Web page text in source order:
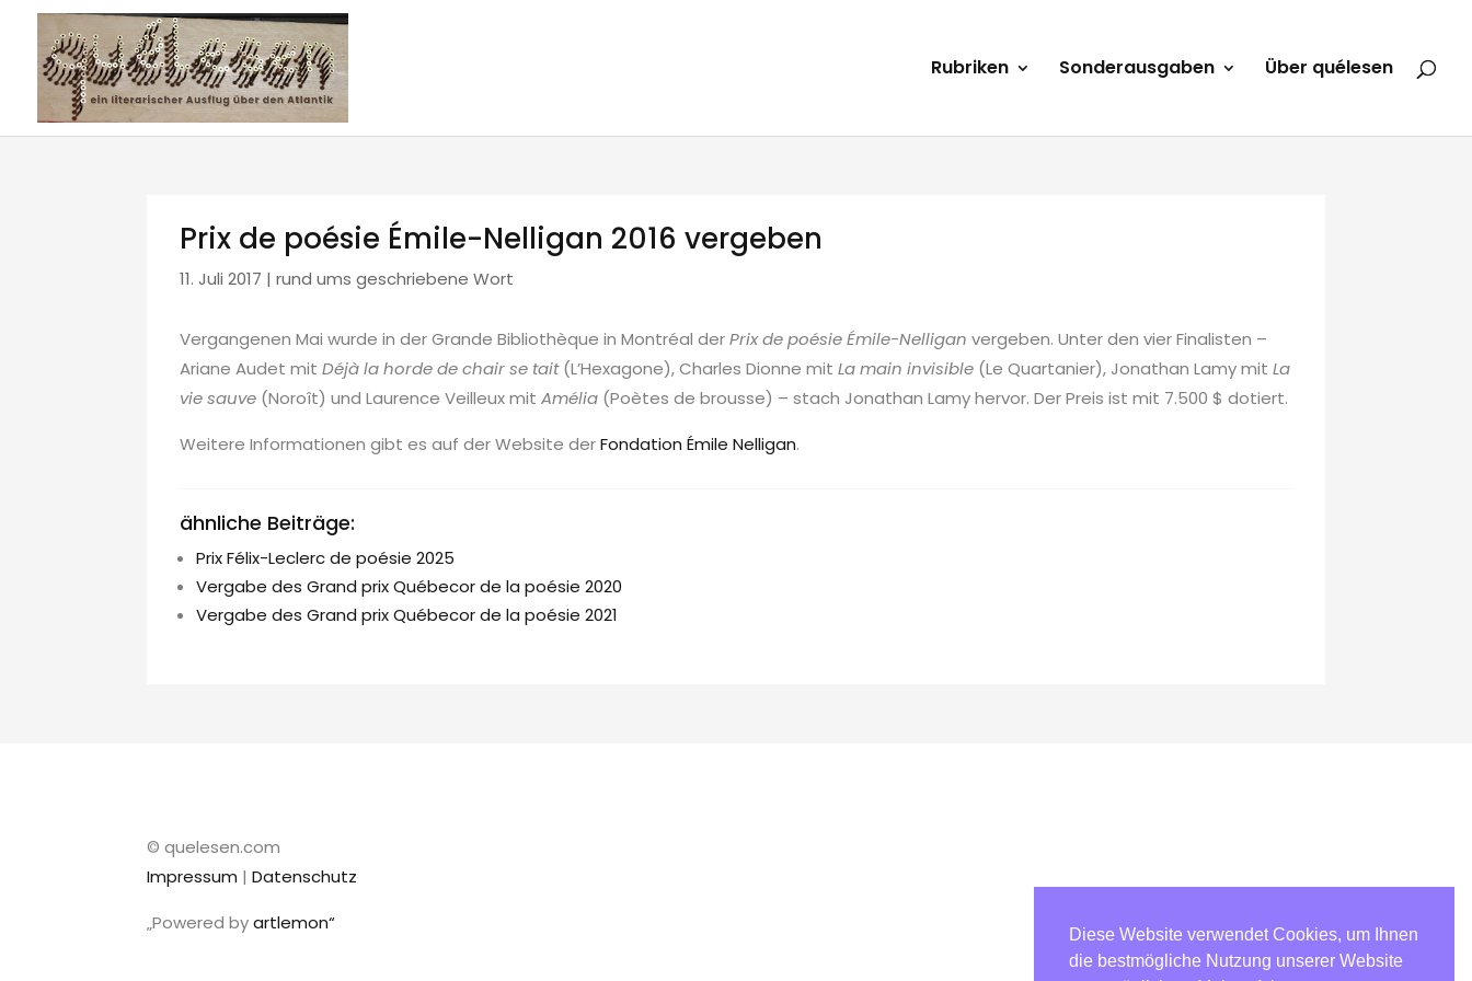
Rubriken Sonderausgaben Über quélesen
Prix de poésie Émile-Nelligan 2016 vergeben
11. Juli 2017 |rund ums geschriebene Wort
Vergangenen Mai wurde in der Grande Bibliothèque in Montréal derPrix de poésie Émile-Nelligan vergeben. Unter den vier Finalisten –
Ariane Audet mitDéjà la horde de chair se tait(L’Hexagone), Charles Dionne mitLa main invisible (Le Quartanier), Jonathan Lamy mitLa
vie sauve (Noroît) und Laurence Veilleux mitAmélia (Poètes de brousse) – stach Jonathan Lamy hervor. Der Preis ist mit 7.500 $ dotiert.
Weitere Informationen gibt es auf der Website derFondation Émile Nelligan.
ähnliche Beiträge:
Prix Félix-Leclerc de poésie 2025
Vergabe des Grand prix Québecor de la poésie 2020
Vergabe des Grand prix Québecor de la poésie 2021
© quelesen.com
Impressum |Datenschutz
„Powered byartlemon“
Diese Website verwendet Cookies, um Ihnen
die bestmögliche Nutzung unserer Website